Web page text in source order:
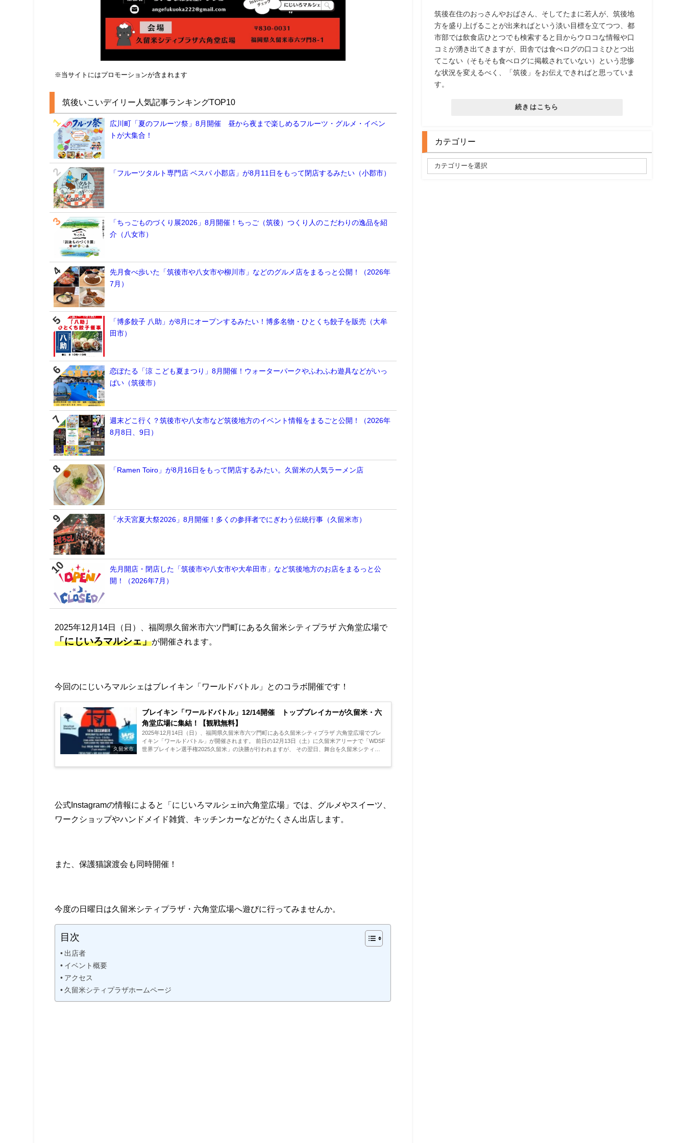
※当サイトにはプロモーションが含まれます
筑後いこいデイリー人気記事ランキングTOP10
広川町「夏のフルーツ祭」8月開催 昼から夜まで楽しめるフルーツ・グルメ・イベン
トが大集合！
「フルーツタルト専門店 ベスパ 小郡店」が8月11日をもって閉店するみたい（小郡市）
「ちっごものづくり展2026」8月開催！ちっご（筑後）つくり人のこだわりの逸品を紹
介（八女市）
先月食べ歩いた「筑後市や八女市や柳川市」などのグルメ店をまるっと公開！（2026年
7月）
「博多餃子 八助」が8月にオープンするみたい！博多名物・ひとくち餃子を販売（大牟
田市）
恋ぼたる「涼 こども夏まつり」8月開催！ウォーターパークやふわふわ遊具などがいっ
ぱい（筑後市）
週末どこ行く？筑後市や八女市など筑後地方のイベント情報をまるごと公開！（2026年
8月8日、9日）
「Ramen Toiro」が8月16日をもって閉店するみたい。久留米の人気ラーメン店
「水天宮夏大祭2026」8月開催！多くの参拝者でにぎわう伝統行事（久留米市）
先月開店・閉店した「筑後市や八女市や大牟田市」など筑後地方のお店をまるっと公
開！（2026年7月）
2025年12月14日（日）、福岡県久留米市六ツ門町にある久留米シティプラザ 六角堂広場で
「にじいろマルシェ」が開催されます。
今回のにじいろマルシェはブレイキン「ワールドバトル」とのコラボ開催です！
久留米市
ブレイキン「ワールドバトル」12/14開催 トップブレイカーが久留米・六
角堂広場に集結！【観戦無料】
2025年12月14日（日）、福岡県久留米市六ツ門町にある久留米シティプラザ 六角堂広場でブレ
イキン「ワールドバトル」が開催されます。 前日の12月13日（土）に久留米アリーナで「WDSF
世界ブレイキン選手権2025久留米」の決勝が行われますが、 その翌日、舞台を久留米シティプ
公式Instagramの情報によると「にじいろマルシェin六角堂広場」では、グルメやスイーツ、
ワークショップやハンドメイド雑貨、キッチンカーなどがたくさん出店します。
また、保護猫譲渡会も同時開催！
今度の日曜日は久留米シティプラザ・六角堂広場へ遊びに行ってみませんか。
目次
出店者
イベント概要
アクセス
久留米シティプラザホームページ
筑後在住のおっさんやおばさん、そしてたまに若人が、筑後地
方を盛り上げることが出来ればという淡い目標を立てつつ、都
市部では飲食店ひとつでも検索すると目からウロコな情報や口
コミが湧き出てきますが、田舎では食べログの口コミひとつ出
てこない（そもそも食べログに掲載されていない）という悲惨
な状況を変えるべく、「筑後」をお伝えできればと思っていま
す。
続きはこちら
カテゴリー